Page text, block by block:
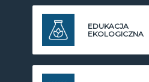
EDUKACJA
EKOLOGICZNA